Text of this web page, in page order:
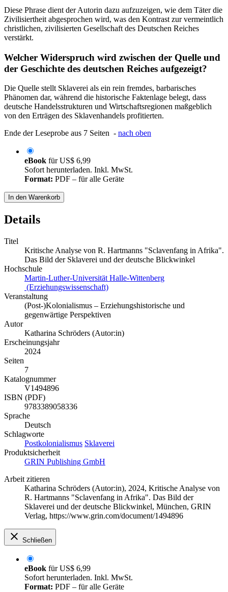
Diese Phrase dient der Autorin dazu aufzuzeigen, wie dem Täter die
Zivilisiertheit abgesprochen wird, was den Kontrast zur vermeintlich
christlichen, zivilisierten Gesellschaft des Deutschen Reiches
verstärkt.
Welcher Widerspruch wird zwischen der Quelle und
der Geschichte des deutschen Reiches aufgezeigt?
Die Quelle stellt Sklaverei als ein rein fremdes, barbarisches
Phänomen dar, während die historische Faktenlage belegt, dass
deutsche Handelsstrukturen und Wirtschaftsregionen maßgeblich
von den Erträgen des Sklavenhandels profitierten.
Ende der Leseprobe aus 7 Seiten - nach oben
eBook fürUS$ 6,99
Sofort herunterladen. Inkl. MwSt.
Format: PDF – für alle Geräte
In den Warenkorb
Details
Titel
Kritische Analyse von R. Hartmanns "Sclavenfang in Afrika".
Das Bild der Sklaverei und der deutsche Blickwinkel
Hochschule
Martin-Luther-Universität Halle-Wittenberg
(Erziehungswissenschaft)
Veranstaltung
(Post-)Kolonialismus – Erziehungshistorische und
gegenwärtige Perspektiven
Autor
Katharina Schröders (Autor:in)
Erscheinungsjahr
2024
Seiten
7
Katalognummer
V1494896
ISBN (PDF)
9783389058336
Sprache
Deutsch
Schlagworte
Postkolonialismus Sklaverei
Produktsicherheit
GRIN Publishing GmbH
Arbeit zitieren
Katharina Schröders (Autor:in), 2024, Kritische Analyse von
R. Hartmanns "Sclavenfang in Afrika". Das Bild der
Sklaverei und der deutsche Blickwinkel, München, GRIN
Verlag, https://www.grin.com/document/1494896
Schließen
eBook fürUS$ 6,99
Sofort herunterladen. Inkl. MwSt.
Format: PDF – für alle Geräte